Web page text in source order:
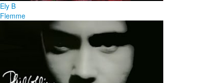
Ely B
Flemme